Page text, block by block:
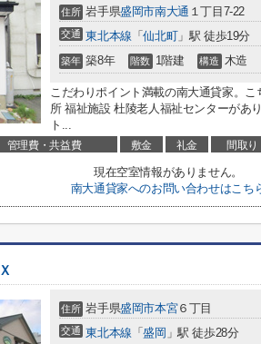
住所 岩手県盛岡市南大通 １丁目7-22
交通 東北本線 「仙北町」駅 徒歩19分
築年 築8年 階数 1階建 構造 木造
こだわりポイント満載の南大通貸家。
所 福祉施設 杜陵老人福祉センターがあ
ト...
管理費・共益費 敷金 礼金 間取り
現在空室情報がありません。
南大通貸家へのお問い合わせはこち
住所 岩手県盛岡市本宮６丁目
交通 東北本線 「盛岡 」駅 徒歩28分